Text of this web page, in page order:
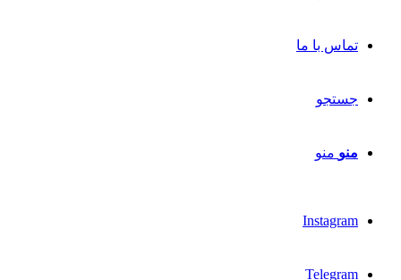
تماس با ما
جستجو
منو منو
Instagram
Telegram